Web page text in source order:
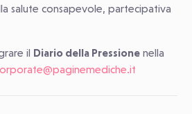
salute consapevole, partecipativa
il Diario della Pressione nella